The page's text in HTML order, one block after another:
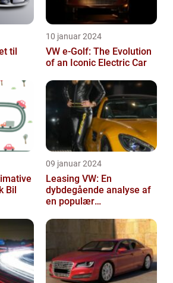
til
10 januar 2024
VW e-Golf: The Evolution
of an Iconic Electric Car
Bil
09 januar 2024
Leasing VW: En
dybdegående analyse af
en populær